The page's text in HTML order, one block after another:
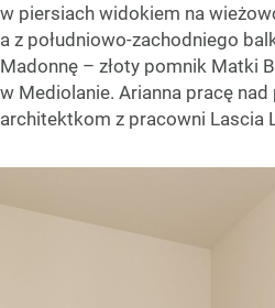
w piersiach widokiem na
a z południowo-zachodniego
Madonnę – złoty pomnik Matki
w Mediolanie. Arianna pracę nad
architektkom z pracowni Lascia